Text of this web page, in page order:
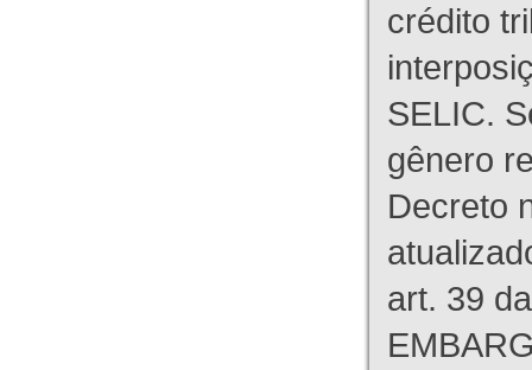
crédito
SELIC.
gênero
Decreto
art. 39